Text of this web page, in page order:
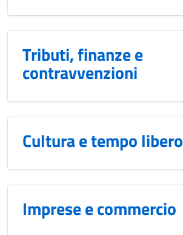
Tributi, finanze e
contravvenzioni
Cultura e tempo libero
Imprese e commercio